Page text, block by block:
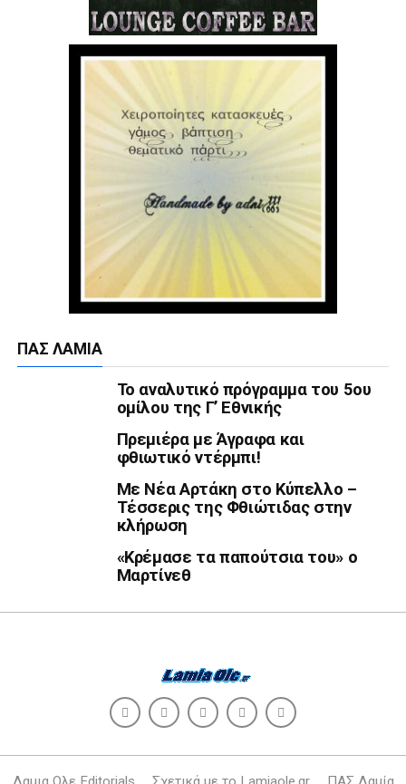
ΠΑΣ ΛΑΜΊΑ
Το αναλυτικό πρόγραμμα του 5ου
ομίλου της Γ’ Εθνικής
Πρεμιέρα με Άγραφα και
φθιωτικό ντέρμπι!
Με Νέα Αρτάκη στο Κύπελλο –
Τέσσερις της Φθιώτιδας στην
κλήρωση
«Κρέμασε τα παπούτσια του» ο
Μαρτίνεθ